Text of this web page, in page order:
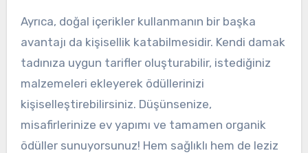
Ayrıca, doğal içerikler kullanmanın bir başka
avantajı da kişisellik katabilmesidir. Kendi damak
tadınıza uygun tarifler oluşturabilir, istediğiniz
malzemeleri ekleyerek ödüllerinizi
kişiselleştirebilirsiniz. Düşünsenize,
misafirlerinize ev yapımı ve tamamen organik
ödüller sunuyorsunuz! Hem sağlıklı hem de leziz